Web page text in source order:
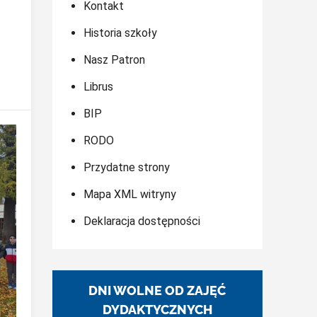
Kontakt
Historia szkoły
Nasz Patron
Librus
BIP
RODO
Przydatne strony
Mapa XML witryny
Deklaracja dostępności
DNI WOLNE OD ZAJĘĆ
DYDAKTYCZNYCH